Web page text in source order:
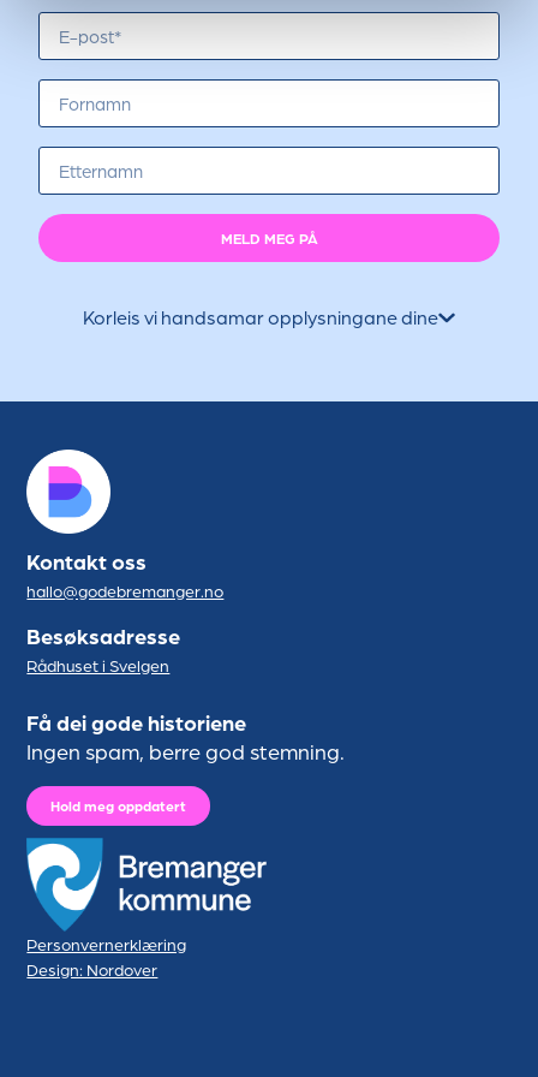
MELD MEG PÅ
Korleis vi handsamar opplysningane dine
Kontakt oss
hallo@godebremanger.no
Besøksadresse
Rådhuset i Svelgen
Få dei gode historiene
Ingen spam, berre god stemning.
Hold meg oppdatert
Personvernerklæring
Design: Nordover